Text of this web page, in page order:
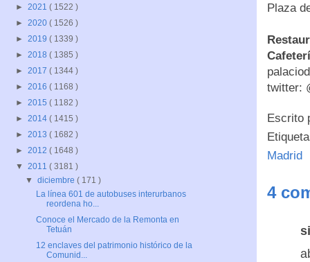
Plaza
twitter:
Escrito
Madrid
4
► 2021 ( 1522 )
► 2020 ( 1526 )
► 2019 ( 1339 )
► 2018 ( 1385 )
► 2017 ( 1344 )
► 2016 ( 1168 )
► 2015 ( 1182 )
► 2014 ( 1415 )
► 2013 ( 1682 )
► 2012 ( 1648 )
▼ 2011 ( 3181 )
▼diciembre( 171 )
La línea 601 de autobuses interurbanos
reordena ho...
Conoce el Mercado de la Remonta en
Tetuán
12 enclaves del patrimonio histórico de la
Comunid...